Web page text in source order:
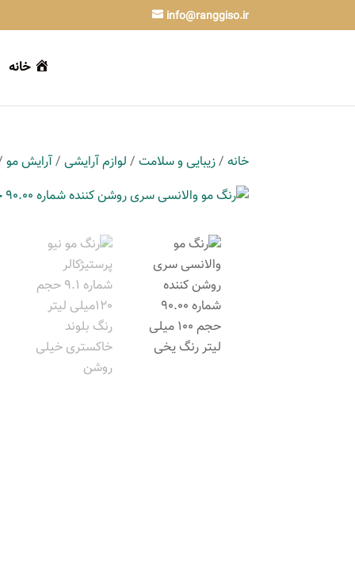
info@ranggiso.ir
خانه
خانه /زیبایی و سلامت / لوازم آرایشی /آرایش مو